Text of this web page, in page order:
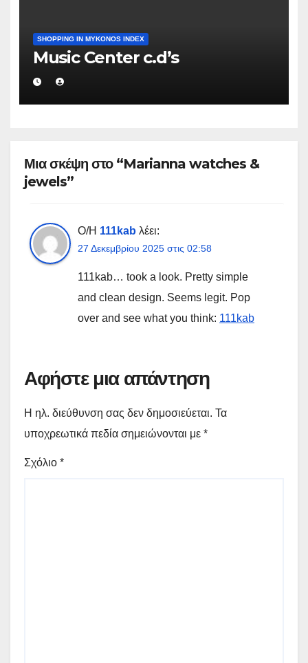
SHOPPING IN MYKONOS INDEX
Music Center c.d’s
Μια σκέψη στο “Marianna watches &
jewels”
Ο/Η 111kab λέει:
27 Δεκεμβρίου 2025 στις 02:58
111kab… took a look. Pretty simple
and clean design. Seems legit. Pop
over and see what you think: 111kab
Αφήστε μια απάντηση
Η ηλ. διεύθυνση σας δεν δημοσιεύεται. Τα
υποχρεωτικά πεδία σημειώνονται με *
Σχόλιο *